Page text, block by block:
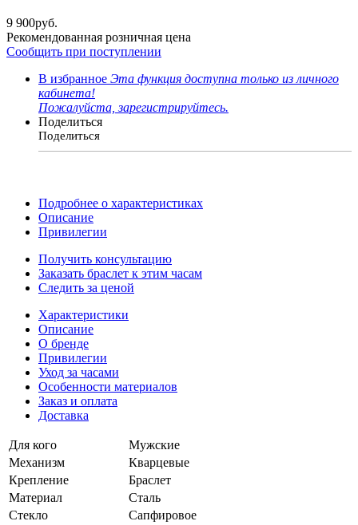
9 900руб.
Рекомендованная розничная цена
Сообщить при поступлении
В избранное Эта функция доступна только из личного
кабинета!
Пожалуйста, зарегистрируйтесь.
Поделиться
Поделиться
Подробнее о характеристиках
Описание
Привилегии
Получить консультацию
Заказать браслет к этим часам
Следить за ценой
Характеристики
Описание
О бренде
Привилегии
Уход за часами
Особенности материалов
Заказ и оплата
Доставка
Для кого
Мужские
Механизм
Кварцевые
Крепление
Браслет
Материал
Сталь
Стекло
Сапфировое